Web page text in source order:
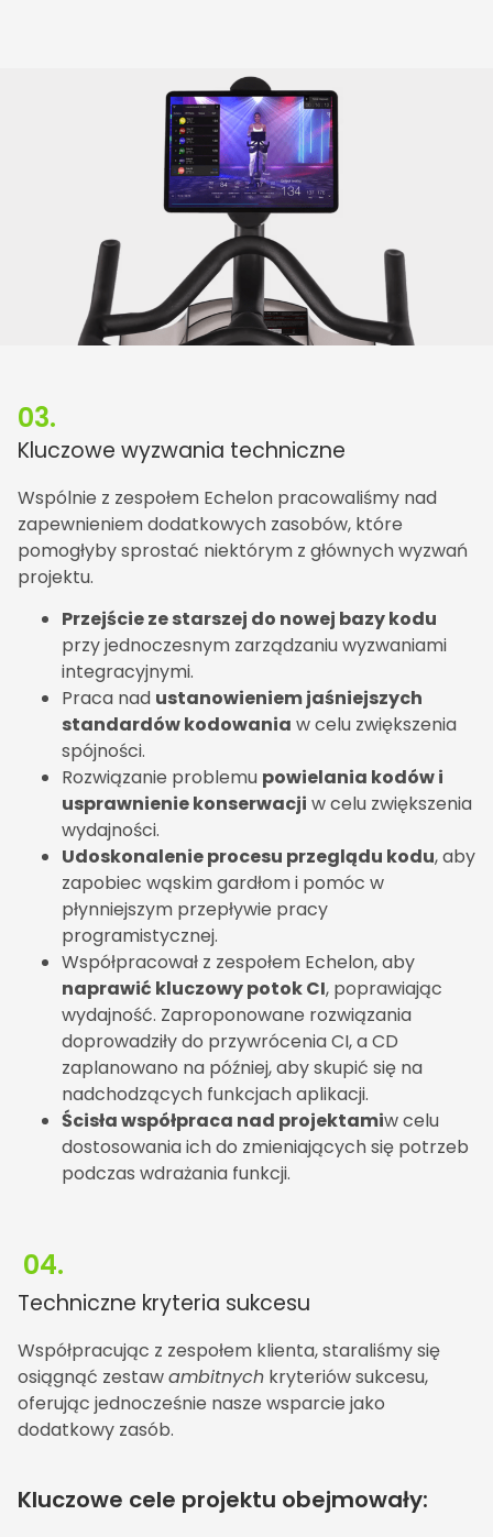
03.
Kluczowe wyzwania techniczne
Wspólnie z zespołem Echelon pracowaliśmy nad
zapewnieniem dodatkowych zasobów, które
pomogłyby sprostać niektórym z głównych wyzwań
projektu.
Przejście ze starszej do nowej bazy kodu
przy jednoczesnym zarządzaniu wyzwaniami
integracyjnymi.
Praca nad ustanowieniem jaśniejszych
standardów kodowania w celu zwiększenia
spójności.
Rozwiązanie problemu powielania kodów i
usprawnienie konserwacji w celu zwiększenia
wydajności.
Udoskonalenie procesu przeglądu kodu, aby
zapobiec wąskim gardłom i pomóc w
płynniejszym przepływie pracy
programistycznej.
Współpracował z zespołem Echelon, aby
naprawić kluczowy potok CI, poprawiając
wydajność. Zaproponowane rozwiązania
doprowadziły do przywrócenia CI, a CD
zaplanowano na później, aby skupić się na
nadchodzących funkcjach aplikacji.
Ścisła współpraca nad projektamiw celu
dostosowania ich do zmieniających się potrzeb
podczas wdrażania funkcji.
04.
Techniczne kryteria sukcesu
Współpracując z zespołem klienta, staraliśmy się
osiągnąć zestawambitnych kryteriów sukcesu,
oferując jednocześnie nasze wsparcie jako
dodatkowy zasób.
Kluczowe cele projektu obejmowały: